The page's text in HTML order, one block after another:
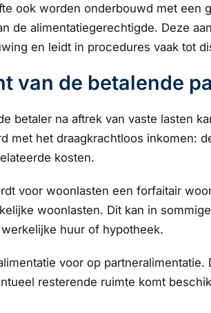
ook worden onderbouwd met een
de alimentatiegerechtigde. Deze
en leidt in procedures vaak tot
van de betalende
betaler na aftrek van vaste lasten
met het draagkrachtloos inkomen:
kosten.
voor woonlasten een forfaitair
woonlasten. Dit kan in
huur of hypotheek.
voor op
resterende ruimte komt